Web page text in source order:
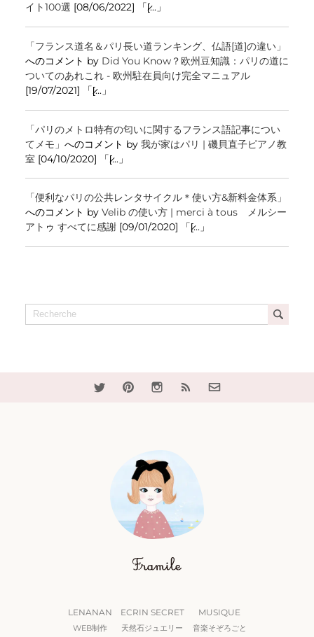
イト100選 [08/06/2022] 「[̷...」
「フランス道名＆パリ長い道ランキング、仏語[道]の違い」
へのコメント by Did You Know？欧州豆知識：パリの道に
ついてのあれこれ - 欧州駐在員向け完全マニュアル
[19/07/2021] 「[̷...」
「パリのメトロ特有の匂いに関するフランス語記事につい
てメモ」 へのコメント by 我が家はパリ | 磯貝直子ピアノ教
室 [04/10/2020] 「[̷...」
「便利なパリの公共レンタサイクル＊使い方&新料金体系」
へのコメント by Velib の使い方 | merci à tous メルシー
アトゥ すべてに感謝[09/01/2020] 「[̷...」
LENANAN
WEB制作
ECRIN SECRET
天然石ジュエリー
MUSIQUE
音楽そぞろごと